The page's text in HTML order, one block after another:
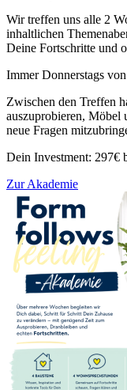
Wir treffen uns alle 2
inhaltlichen
Deine Fortschritte und
Immer Donnerstags
Zwischen den Treffen
auszuprobieren, Möbel
neue Fragen
Dein Investment: 297€
Zur Akademie